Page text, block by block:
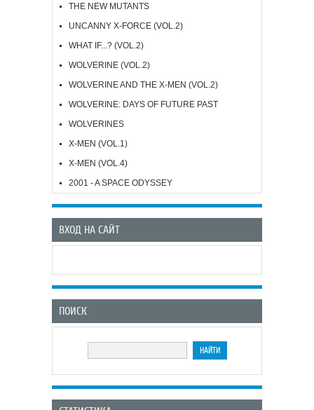
THE NEW MUTANTS
UNCANNY X-FORCE (VOL.2)
WHAT IF...? (VOL.2)
WOLVERINE (VOL.2)
WOLVERINE AND THE X-MEN (VOL.2)
WOLVERINE: DAYS OF FUTURE PAST
WOLVERINES
X-MEN (VOL.1)
X-MEN (VOL.4)
2001 - A SPACE ODYSSEY
ВХОД НА САЙТ
ПОИСК